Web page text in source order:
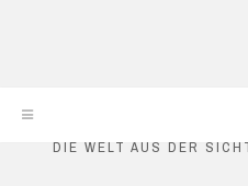
Skip
DIE WELT AUS DER